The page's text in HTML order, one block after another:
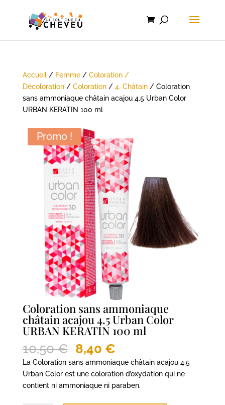
Accueil/ Femme/ Coloration /
Décoloration/ Coloration/ 4. Châtain/ Coloration
sans ammoniaque châtain acajou 4.5 Urban Color
URBAN KERATIN 100 ml
Promo !
Coloration sans ammoniaque
châtain acajou 4.5 Urban Color
URBAN KERATIN 100 ml
10,50€ Le
prix
initial
était :
10,50 €.
8,40 €Le
prix
actuel
est :
La Coloration sans ammoniaque châtain acajou 4.5
Urban Color est une coloration d’oxydation qui ne
contient ni ammoniaque ni paraben.